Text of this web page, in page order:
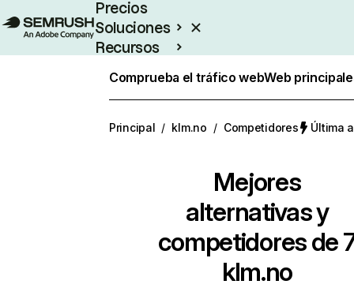
Precios
Soluciones
Recursos
Comprueba el tráfico webWeb
Principal / klm.no / Competidores Última
Mejores
alternativas y
competidores de
klm.no